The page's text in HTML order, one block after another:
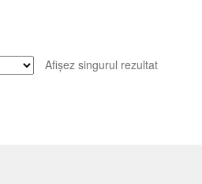
Afișez singurul rezultat